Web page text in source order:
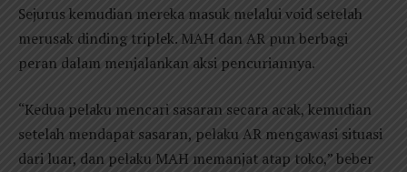
Sejurus kemudian mereka masuk melalui void setelah
merusak dinding triplek. MAH dan AR pun berbagi
peran dalam menjalankan aksi pencuriannya.
“Kedua pelaku mencari sasaran secara acak, kemudian
setelah mendapat sasaran, pelaku AR mengawasi situasi
dari luar, dan pelaku MAH memanjat atap toko,” beber